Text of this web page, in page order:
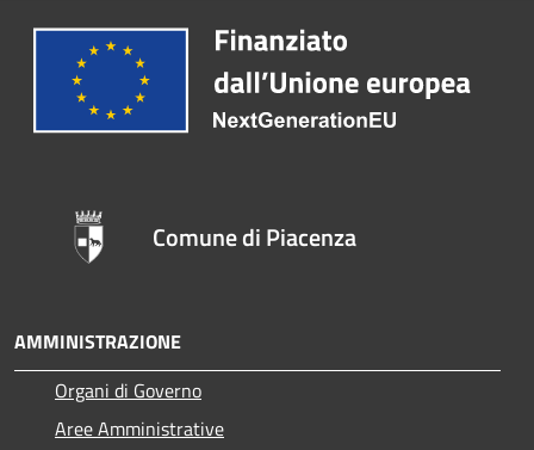
Comune di Piacenza
AMMINISTRAZIONE
Organi di Governo
Aree Amministrative